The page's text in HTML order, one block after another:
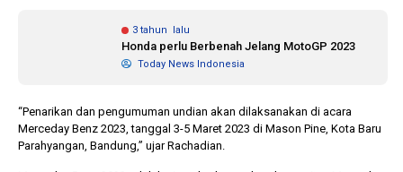
3 tahun lalu
Honda perlu Berbenah Jelang MotoGP 2023
Today News Indonesia
“Penarikan dan pengumuman undian akan dilaksanakan di acara
Merceday Benz 2023, tanggal 3-5 Maret 2023 di Mason Pine, Kota Baru
Parahyangan, Bandung,” ujar Rachadian.